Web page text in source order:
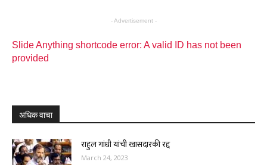
- Advertisement -
Slide Anything shortcode error: A valid ID has not been
provided
अधिक वाचा
राहुल गांधी यांची खासदारकी रद्द
March 24, 2023